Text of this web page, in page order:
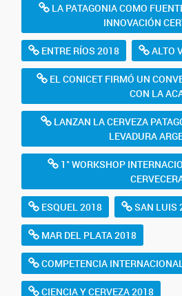
LA PATAGONIA COMO
INNOVACIÓN
ENTRE RÍOS 2018 ALTO
EL CONICET FIRMÓ UN
CON LA
LANZAN LA CERVEZA
LEVADURA
1° WORKSHOP
ESQUEL 2018 SAN LUIS
MAR DEL PLATA 2018
COMPETENCIA
CIENCIA Y CERVEZA 2018